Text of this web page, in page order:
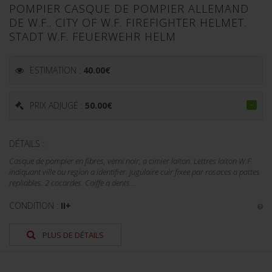
POMPIER CASQUE DE POMPIER ALLEMAND
DE W.F.. CITY OF W.F. FIREFIGHTER HELMET.
STADT W.F. FEUERWEHR HELM
ESTIMATION : 40.00€
PRIX ADJUGÉ : 50.00€
DÉTAILS :
Casque de pompier en fibres, verni noir, a cimier laiton. Lettres laiton W.F.
indiquant ville ou region a identifier. Jugulaire cuir fixee par rosaces a pattes
repliables. 2 cocardes. Coiffe a dents...
CONDITION : II+
PLUS DE DÉTAILS